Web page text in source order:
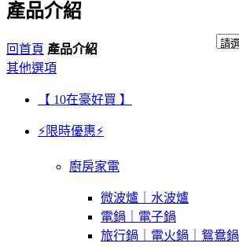
產品介紹
回首頁 產品介紹
其他選項
【 10在豪好買 】
⚡限時優惠⚡
廚房家電
微波爐｜水波爐
電鍋｜電子鍋
旅行鍋｜電火鍋｜鴛鴦鍋